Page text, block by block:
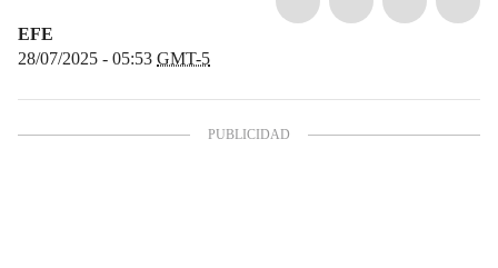
EFE
28/07/2025 - 05:53 GMT-5